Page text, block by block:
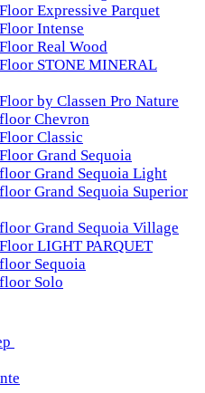
Expressive Parquet
Intense
Real Wood
STONE MINERAL
by Classen Pro Nature
Chevron
Classic
Grand Sequoia
Grand Sequoia Light
Grand Sequoia Superior
Grand Sequoia Village
LIGHT PARQUET
Sequoia
Solo